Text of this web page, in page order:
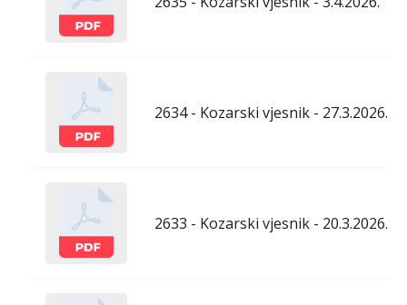
2634 - Kozarski vjesnik - 27.3.2026.
2633 - Kozarski vjesnik - 20.3.2026.